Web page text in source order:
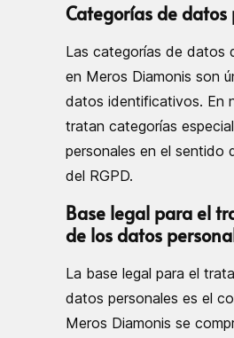
Categorías de datos
Las categorías de datos
en Meros Diamonis son
datos identificativos. En
tratan categorías
personales en el sentido
del RGPD.
Base legal para el
de los datos
La base legal para el
datos personales es el
Meros Diamonis se